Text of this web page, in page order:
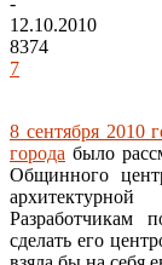
12.10.2010
8374
7
8 сентября 2010
города было
Общинного
Разработчикам
сделать его